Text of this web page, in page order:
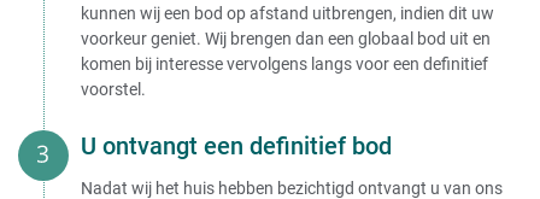
kunnen wij een bod op afstand uitbrengen, indien dit uw
voorkeur geniet. Wij brengen dan een globaal bod uit en
komen bij interesse vervolgens langs voor een definitief
voorstel.
U ontvangt een definitief bod
Nadat wij het huis hebben bezichtigd ontvangt u van ons